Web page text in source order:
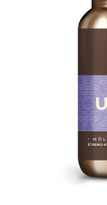
HERBS OF HEAVEN